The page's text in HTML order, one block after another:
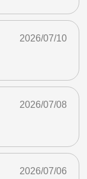
2026/07/10
2026/07/08
2026/07/06